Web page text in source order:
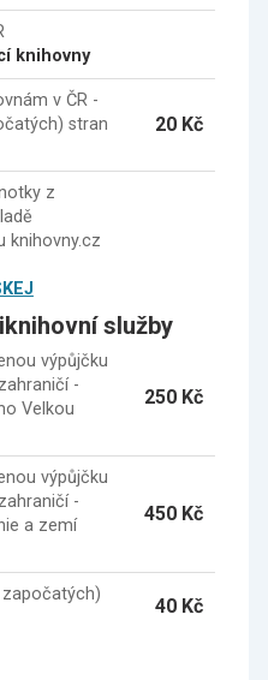
knihovny
v ČR -
stran
20 Kč
z
knihovny.cz
služby
výpůjčku
-
Velkou
250 Kč
výpůjčku
-
a zemí
450 Kč
40 Kč